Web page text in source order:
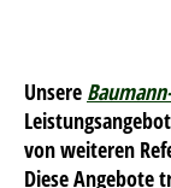
Unsere
von weiteren
Diese Angebote